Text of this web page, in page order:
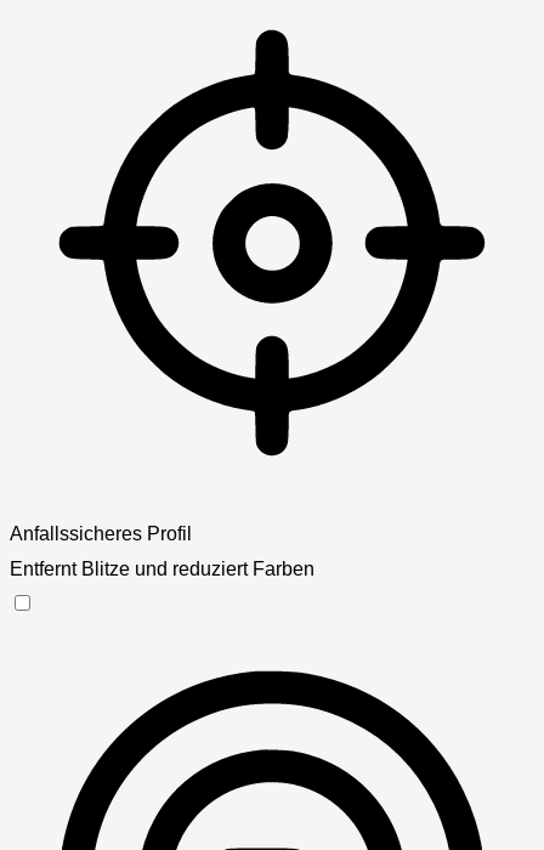
Anfallssicheres Profil
Entfernt Blitze und reduziert Farben